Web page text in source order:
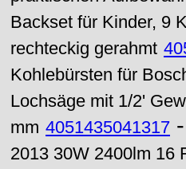
Backset für Kinder, 9
rechteckig gerahmt
Kohlebürsten für
Lochsäge mit 1/2'
mm 4051435041317 -
2013 30W 2400lm 16